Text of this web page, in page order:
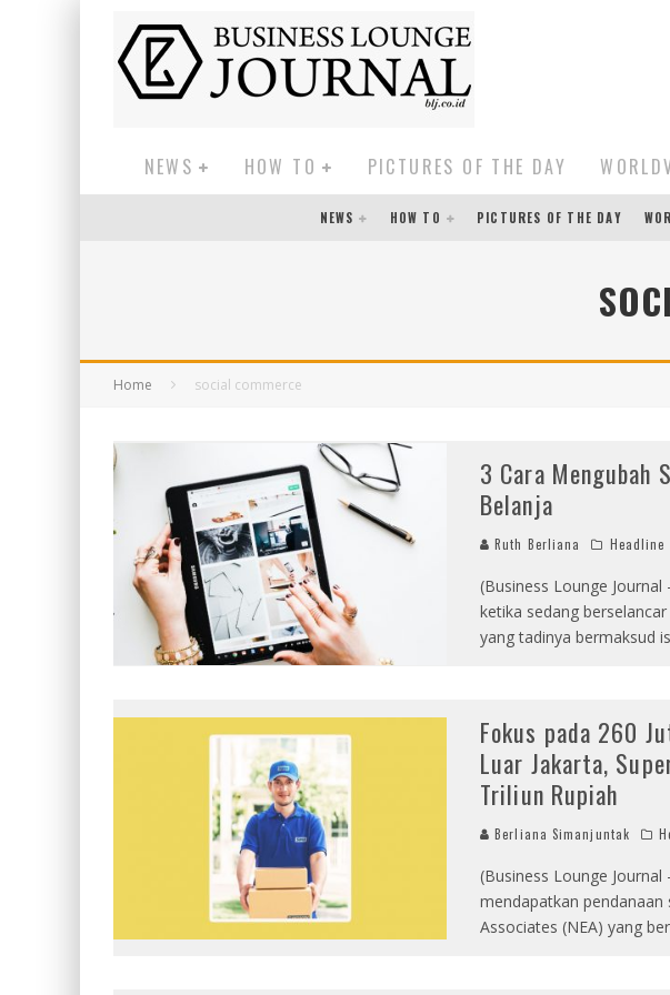
NEWS HOW TO PICTURES OF THE DAY
NEWS HOW TO PICTURES OF THE DAY
Home social commerce
3 Cara Mengubah
Belanja
Ruth Berliana Headline
(Business Lounge
ketika sedang
yang tadinya bermaksud
Fokus pada 260
Luar Jakarta,
Triliun Rupiah
Berliana Simanjuntak
(Business Lounge
mendapatkan pendanaan
Associates (NEA) yang